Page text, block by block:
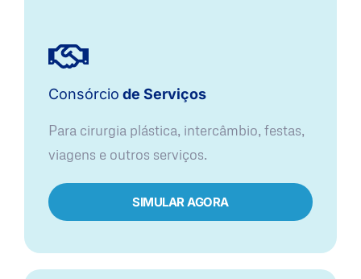
Consórcio de Serviços
Para cirurgia plástica, intercâmbio, festas,
viagens e outros serviços.
SIMULAR AGORA